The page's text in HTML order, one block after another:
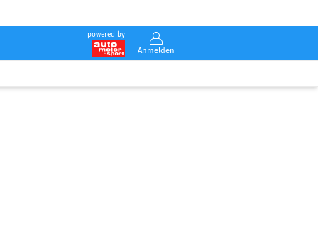
powered by
Anmelden